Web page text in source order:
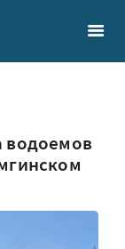
водоемов